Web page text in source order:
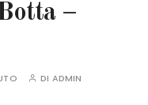
–
DI ADMIN